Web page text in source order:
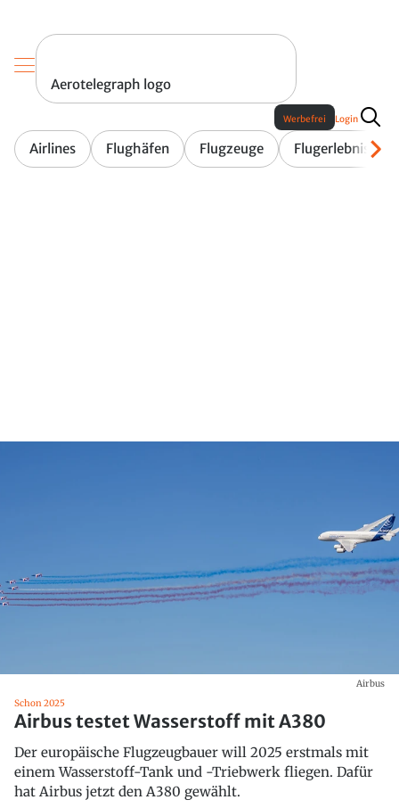
Aerotelegraph logo
Airlines Flughäfen Flugzeuge Flugerlebnis
Werbefrei Login
Airbus
Schon 2025
Airbus testet Wasserstoff mit A380
Der europäische Flugzeugbauer will 2025 erstmals mit
einem Wasserstoff-Tank und -Triebwerk fliegen. Dafür
hat Airbus jetzt den A380 gewählt.